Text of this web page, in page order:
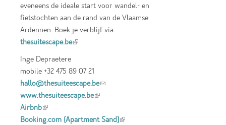
eveneens de ideale start voor wandel- en
fietstochten aan de rand van de Vlaamse
Ardennen. Boek je verblijf via
thesuitescape.be(link is external)
Inge Depraetere
mobile +32 475 89 07 21
hallo@thesuiteescape.be(link sends e-mail)
www.thesuiteescape.be(link is external)
Airbnb(link is external)
Booking.com (Apartment Sand)(link is